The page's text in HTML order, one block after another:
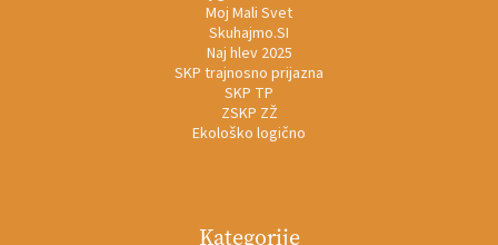
Moj Mali Svet
Skuhajmo.SI
Naj hlev 2025
SKP trajnosno prijazna
SKP TP
ZSKP ZŽ
Ekološko logično
Kategorije